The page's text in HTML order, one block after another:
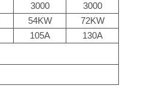
3000
3000
54KW
72KW
105A
130A